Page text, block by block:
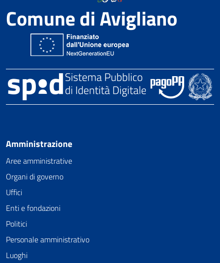
Comune di Avigliano
Amministrazione
Aree amministrative
Organi di governo
Uffici
Enti e fondazioni
Politici
Personale amministrativo
Luoghi